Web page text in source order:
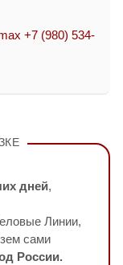
+7 (980) 534-
дней,
Линии,
сами
России.